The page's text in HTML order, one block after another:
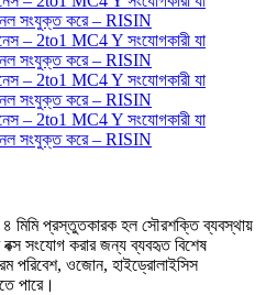
প্রস্তুতকারক হল সৌরশক্তি ব্যবস্থায়
বক্স সংযোগ করার জন্য ব্যবহৃত বিশেষ
পরিবেশ, ওজোন, হাইড্রোলাইসিস
পারে।